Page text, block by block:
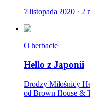
7 listopada 2020 · 2
O herbacie
Hello z Japonii
Drodzy Miłośnicy
od Brown House &